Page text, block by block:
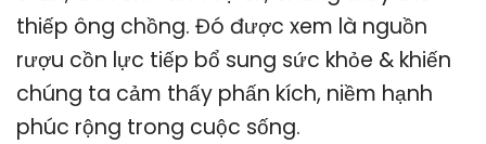
thiếp ông chồng. Đó được xem là nguồn
rượu cồn lực tiếp bổ sung sức khỏe & khiến
chúng ta cảm thấy phấn kích, niềm hạnh
phúc rộng trong cuộc sống.